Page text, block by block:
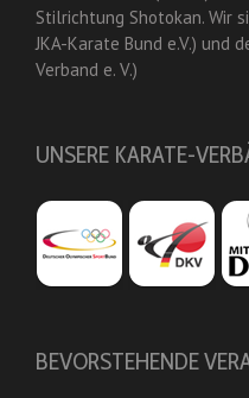
Stilrichtung Shotokan. Wir
JKA-Karate Bund e.V.) und
Verband e. V.)
UNSERE KARATE-
BEVORSTEHENDE